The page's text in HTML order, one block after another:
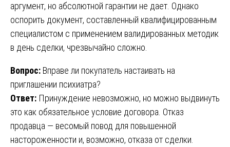
аргумент, но абсолютной гарантии не дает. Однако
оспорить документ, составленный квалифицированным
специалистом с применением валидированных методик
в день сделки, чрезвычайно сложно.
Вопрос: Вправе ли покупатель настаивать на
приглашении психиатра?
Ответ: Принуждение невозможно, но можно выдвинуть
это как обязательное условие договора. Отказ
продавца — весомый повод для повышенной
настороженности и, возможно, отказа от сделки.